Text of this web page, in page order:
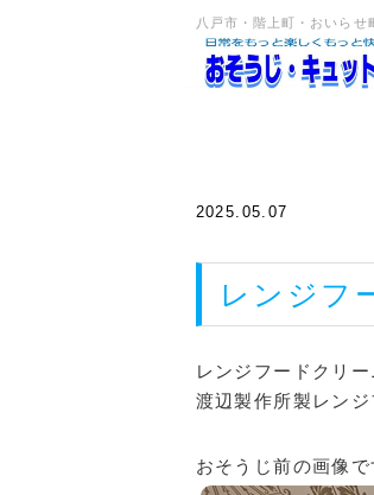
八戸市・階上町・おいら
2025.05.07
レンジ
レンジフードクリ
渡辺製作所製レンジ
おそうじ前の画像で